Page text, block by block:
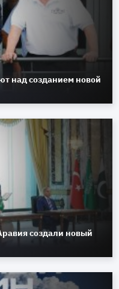
над созданием новой
создали новый